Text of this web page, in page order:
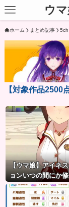
ウ
ホーム まとめ記事 5ch
【対象作品2500
【ウマ娘】アイネ
ョンいつの間にか
か